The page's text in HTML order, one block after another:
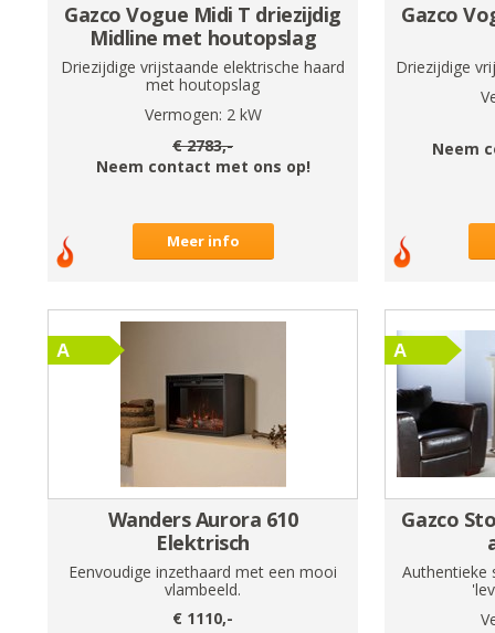
Gazco Vogue Midi T driezijdig
Midline met houtopslag
Driezijdige vrijstaande elektrische haard
met houtopslag
Vermogen: 2kW
€2783,-
Neem contact met ons op!
Meer info
Gazco
Driezijdige
Neem
Wanders Aurora 610
Elektrisch
Eenvoudige inzethaard met een mooi
vlambeeld.
€ 1110,-
Gazco
Authentieke